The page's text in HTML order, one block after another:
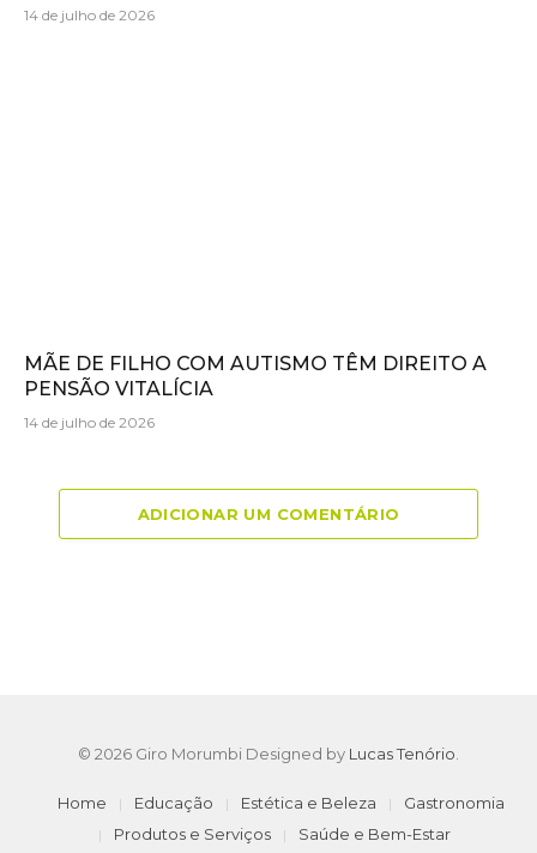
14 de julho de 2026
MÃE DE FILHO COM AUTISMO TÊM DIREITO A
PENSÃO VITALÍCIA
14 de julho de 2026
ADICIONAR UM COMENTÁRIO
© 2026 Giro Morumbi Designed by Lucas Tenório
Home Educação Estética e Beleza
Gastronomia
Produtos e Serviços
Saúde e Bem-Estar